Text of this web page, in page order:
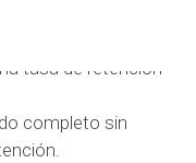
tasa de retención
completo sin